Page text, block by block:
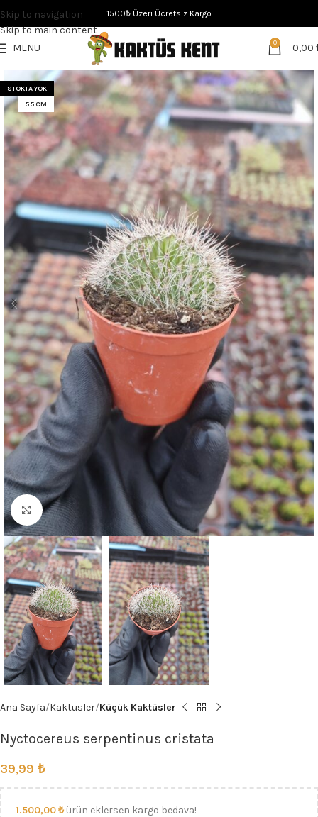
Skip to navigation
Skip to main content
1500₺ Üzeri Ücretsiz Kargo
MENU 0 0,00
STOKTA YOK
5.5 CM
Click to enlarge
Ana Sayfa Kaktüsler Küçük Kaktüsler
Nyctocereus serpentinus cristata
39,99 ₺
1.500,00₺ ürün eklersen kargo bedava!